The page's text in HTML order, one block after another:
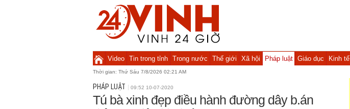
Video Tin trong tỉnh Trong nước Thế giới Xã hội Pháp luật Giáo dục Kinh tế
Thời gian: Thứ Sáu 7/8/2026 02:21 AM
PHÁP LUẬT 09:52 10-07-2020
Tú bà xinh đẹp điều hành đường dây b.án